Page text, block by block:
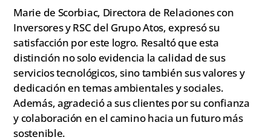
Marie de Scorbiac, Directora de Relaciones con
Inversores y RSC del Grupo Atos, expresó su
satisfacción por este logro. Resaltó que esta
distinción no solo evidencia la calidad de sus
servicios tecnológicos, sino también sus valores y
dedicación en temas ambientales y sociales.
Además, agradeció a sus clientes por su confianza
y colaboración en el camino hacia un futuro más
sostenible.